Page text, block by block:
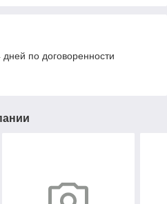
по договоренности